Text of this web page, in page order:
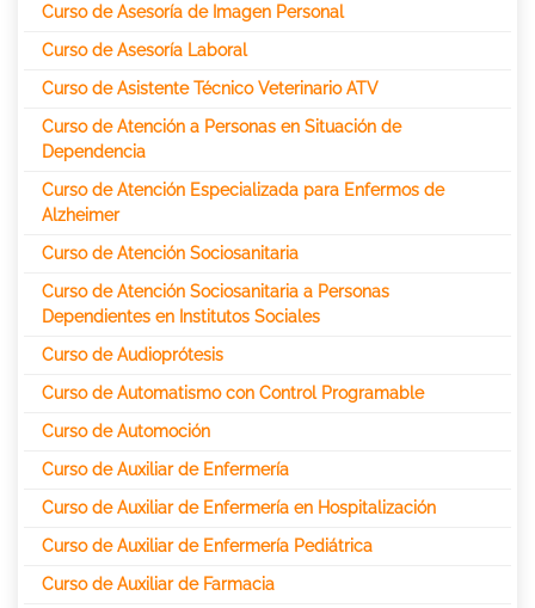
Curso de Asesoría de Imagen Personal
Curso de Asesoría Laboral
Curso de Asistente Técnico Veterinario ATV
Curso de Atención a Personas en Situación de
Dependencia
Curso de Atención Especializada para Enfermos de
Alzheimer
Curso de Atención Sociosanitaria
Curso de Atención Sociosanitaria a Personas
Dependientes en Institutos Sociales
Curso de Audioprótesis
Curso de Automatismo con Control Programable
Curso de Automoción
Curso de Auxiliar de Enfermería
Curso de Auxiliar de Enfermería en Hospitalización
Curso de Auxiliar de Enfermería Pediátrica
Curso de Auxiliar de Farmacia